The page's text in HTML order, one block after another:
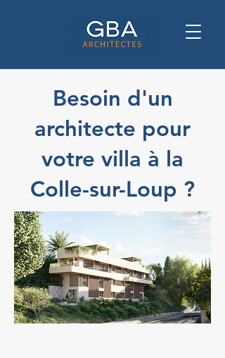
Besoin d'un
architecte pour
votre villa à la
Colle-sur-Loup ?